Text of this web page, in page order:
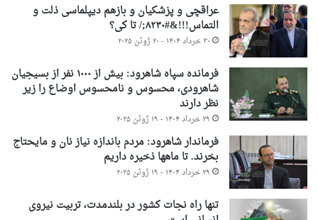
عراقچی و پزشکیان و بازهم دیپلماسی ذلت و
التماس!!!&#۸۲۳۰;/ تا کی؟
۳۰ خرداد ۱۴۰۴ - ۲۰ ژوئن ۲۰۲۵
فرمانده سپاه شاهرود: بیش از ۱۰۰۰ نفر از بسیجیان
شاهرودی، محسوس و نامحسوس اوضاع را زیر
نظر دارند
۲۹ خرداد ۱۴۰۴ - ۱۹ ژوئن ۲۰۲۵
فرماندار شاهرود: مردم باندازه نیاز نان و مایحتاج
بخرند. تا ماهها ذخیره داریم
۲۹ خرداد ۱۴۰۴ - ۱۹ ژوئن ۲۰۲۵
تنها راه نجات کشور در بلندمدت، تربیت نیروی